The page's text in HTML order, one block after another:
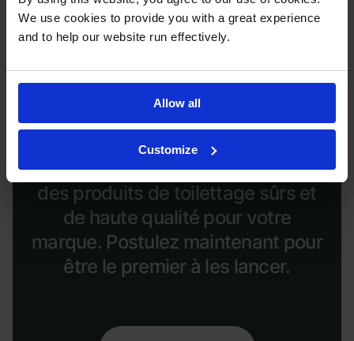
We use cookies to provide you with a great experience
and to help our website run effectively.
Allow all
Customize
blanche
Un branding personnalisé, des
options de commande flexibles, et
des produits de toilettage sûrs et
de haute qualité pour votre
marque. Postulez maintenant pour
être le premier à les lancer.